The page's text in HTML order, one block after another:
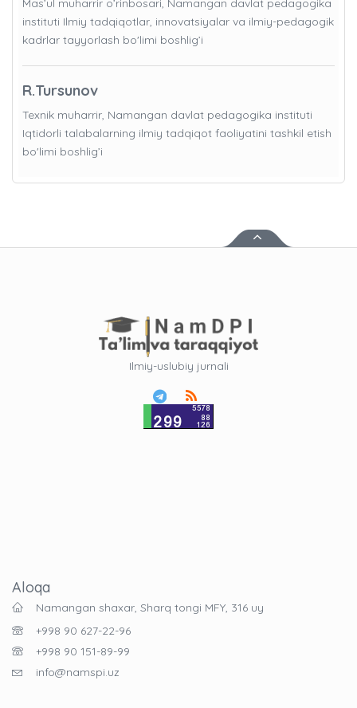
Mas’ul muharrir o’rinbosari, Namangan davlat pedagogika
instituti Ilmiy tadqiqotlar, innovatsiyalar va ilmiy-pedagogik
kadrlar tayyorlash bo'limi boshlig’i
R.Tursunov
Texnik muharrir, Namangan davlat pedagogika instituti
Iqtidorli talabalarning ilmiy tadqiqot faoliyatini tashkil etish
bo'limi boshlig’i
Ilmiy-uslubiy jurnali
Aloqa
Namangan shaxar, Sharq tongi MFY, 316 uy
+998 90 627-22-96
+998 90 151-89-99
info@namspi.uz